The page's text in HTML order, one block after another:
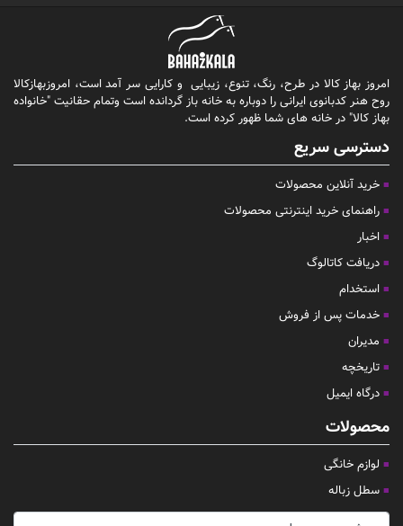
امروز بهاز کالا در طرح، رنگ، تنوع، زیبایی و کارایی سر آمد است، امروزبهازکالا
روح هنر کدبانوی ایرانی را دوباره به خانه باز گردانده است وتمام حقانیت "خانواده
بهاز کالا" در خانه های شما ظهور کرده است.
دسترسی سریع
خرید آنلاین محصولات
راهنمای خرید اینترنتی محصولات
اخبار
دریافت کاتالوگ
استخدام
خدمات پس از فروش
مدیران
تاریخچه
درگاه ایمیل
محصولات
لوازم خانگی
سطل زباله